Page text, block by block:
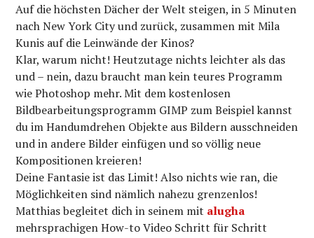
Auf die höchsten Dächer der Welt steigen, in 5 Minuten
nach New York City und zurück, zusammen mit Mila
Kunis auf die Leinwände der Kinos?
Klar, warum nicht! Heutzutage nichts leichter als das
und – nein, dazu braucht man kein teures Programm
wie Photoshop mehr. Mit dem kostenlosen
Bildbearbeitungsprogramm GIMP zum Beispiel kannst
du im Handumdrehen Objekte aus Bildern ausschneiden
und in andere Bilder einfügen und so völlig neue
Kompositionen kreieren!
Deine Fantasie ist das Limit! Also nichts wie ran, die
Möglichkeiten sind nämlich nahezu grenzenlos!
Matthias begleitet dich in seinem mit alugha
mehrsprachigen How-to Video Schritt für Schritt